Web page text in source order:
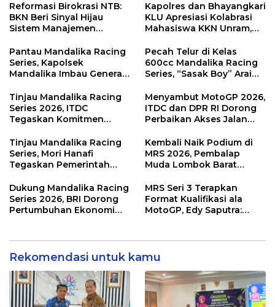
Reformasi Birokrasi NTB:
BKN Beri Sinyal Hijau
Sistem Manajemen
Kapolres dan Bhayangkari
KLU Apresiasi Kolabrasi
Mahasiswa KKN Unram,
Sampah Jadi Rupiah
Pantau Mandalika Racing
Series, Kapolsek
Mandalika Imbau Generasi
Sirkuit, Bukan Jalan Raya
Pecah Telur di Kelas
600cc Mandalika Racing
Series, “Sasak Boy” Arai
Kemenangan
Tinjau Mandalika Racing
Series 2026, ITDC
Tegaskan Komitmen
Dampak Ekonomi
Kawasan
Menyambut MotoGP 2026,
ITDC dan DPR RI Dorong
Perbaikan Akses Jalan
di KEK Mandalika
Tinjau Mandalika Racing
Series, Mori Hanafi
Tegaskan Pemerintah
NTB
Kembali Naik Podium di
MRS 2026, Pembalap
Muda Lombok Barat
Menuju Tingkat Asia
Dukung Mandalika Racing
Series 2026, BRI Dorong
Pertumbuhan Ekonomi
MRS Seri 3 Terapkan
Format Kualifikasi ala
MotoGP, Edy Saputra:
Rekomendasi untuk kamu